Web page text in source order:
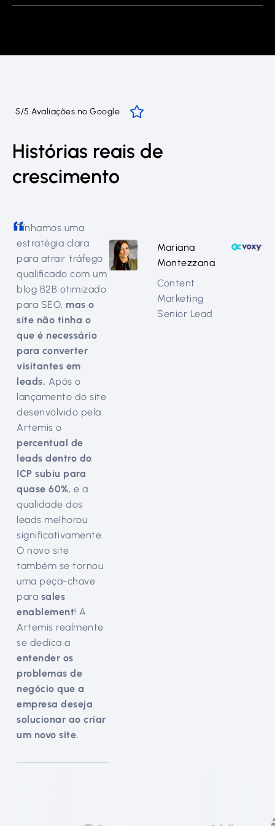
Histórias reais de
crescimento
5/5 Avaliações no Google
Mariana
Montezzana
Content
Marketing
Senior Lead
Tínhamos uma
estratégia clara
para atrair tráfego
qualificado com um
blog B2B otimizado
para SEO, mas o
site não tinha o
que é necessário
para converter
visitantes em
leads. Após o
lançamento do site
desenvolvido pela
Artemis o
percentual de
leads dentro do
ICP subiu para
quase 60%, e a
qualidade dos
leads melhorou
significativamente.
O novo site
também se tornou
uma peça-chave
para sales
enablement! A
Artemis realmente
se dedica a
entender os
problemas de
negócio que a
empresa deseja
solucionar ao criar
um novo site.